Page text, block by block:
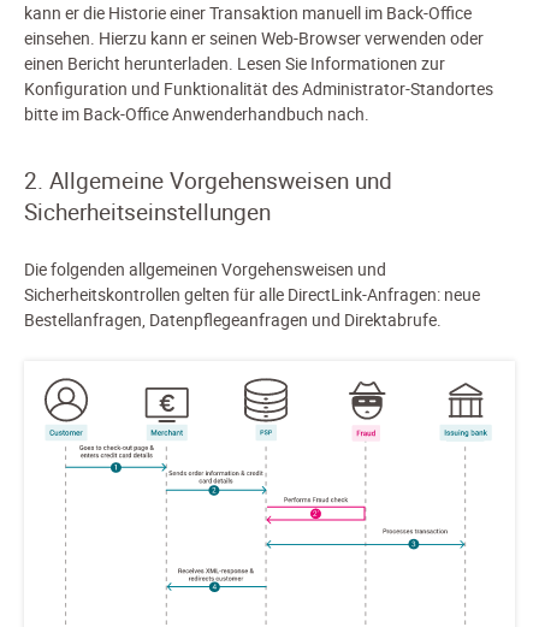
kann er die Historie einer Transaktion manuell im Back-Office
einsehen. Hierzu kann er seinen Web-Browser verwenden oder
einen Bericht herunterladen. Lesen Sie Informationen zur
Konfiguration und Funktionalität des Administrator-Standortes
bitte im Back-Office Anwenderhandbuch nach.
2. Allgemeine Vorgehensweisen und
Sicherheitseinstellungen
Die folgenden allgemeinen Vorgehensweisen und
Sicherheitskontrollen gelten für alle DirectLink-Anfragen: neue
Bestellanfragen, Datenpflegeanfragen und Direktabrufe.